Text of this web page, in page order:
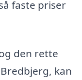
faste priser
den rette
kan